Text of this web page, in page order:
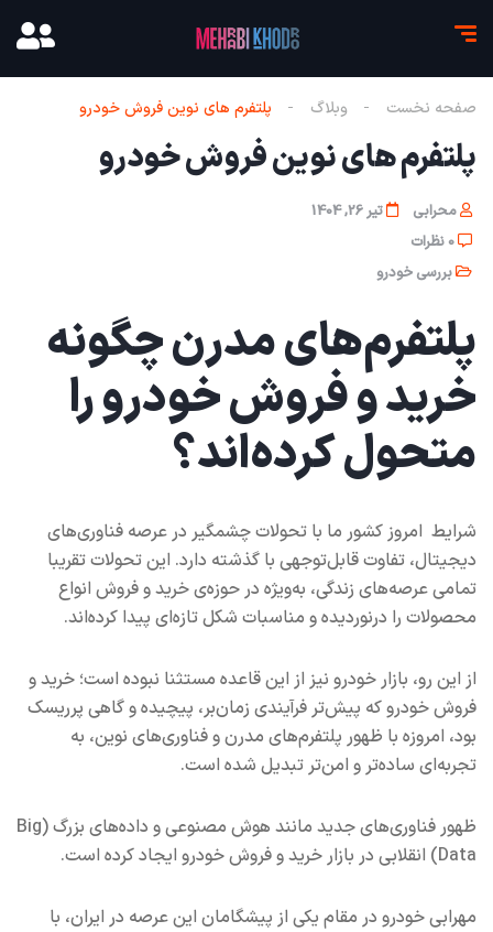
صفحه نخست وبلاگ پلتفرم های نوین فروش خودرو
پلتفرم های نوین فروش خودرو
محرابی
تیر 26, 1404
0 نظرات
بررسی خودرو
پلتفرم‌های مدرن چگونه
خرید و فروش خودرو را
متحول کرده‌اند؟
شرایط امروز کشور ما با تحولات چشمگیر در عرصه‌ فناوری‌های
دیجیتال، تفاوت قابل‌توجهی با گذشته دارد. این تحولات تقریبا
تمامی عرصه‌های زندگی، به‌ویژه در حوزه‌ی خرید و فروش انواع
محصولات را درنوردیده و مناسبات شکل تازه‌ای پیدا کرده‌اند.
از این رو، بازار خودرو نیز از این قاعده مستثنا نبوده است؛ خرید و
فروش خودرو که پیش‌تر فرآیندی زمان‌بر، پیچیده و گاهی پرریسک
بود، امروزه با ظهور پلتفرم‌های مدرن و فناوری‌های نوین، به
تجربه‌ای ساده‌تر و امن‌تر تبدیل شده است.
ظهور فناوری‌های جدید مانند هوش مصنوعی و داده‌های بزرگ (Big
Data) انقلابی در بازار خرید و فروش خودرو ایجاد کرده است.
مهرابی خودرو در مقام یکی از پیشگامان این عرصه در ایران، با